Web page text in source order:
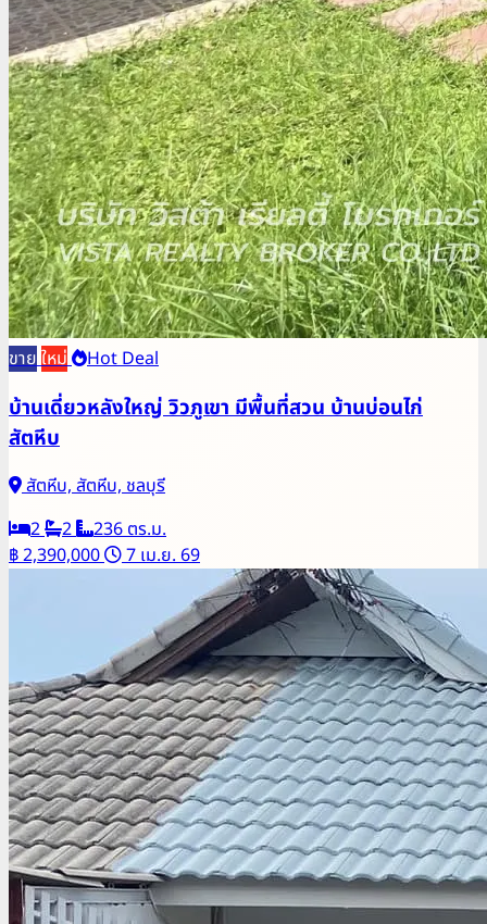
ขายใหม่ Hot Deal
บ้านเดี่ยวหลังใหญ่ วิวภูเขา มีพื้นที่สวน บ้านบ่อนไก่
สัตหีบ
สัตหีบ, สัตหีบ, ชลบุรี
2
2
236 ตร.ม.
฿ 2,390,000
7 เม.ย. 69